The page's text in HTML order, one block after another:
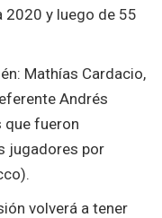
y luego de 55
Mathías Cardacio,
Andrés
que fueron
jugadores por
volverá a tener